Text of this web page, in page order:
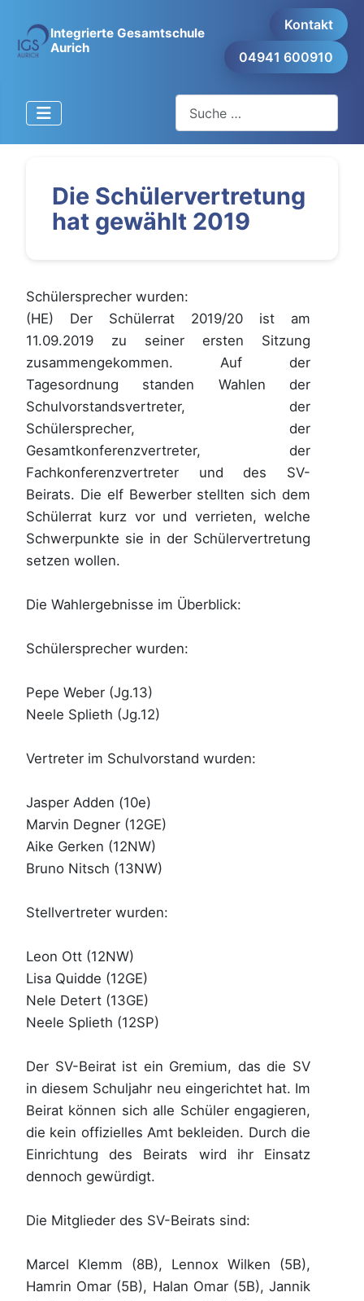
Integrierte Gesamtschule
Aurich
Kontakt
04941 600910
Die Schülervertretung
hat gewählt 2019
Schülersprecher wurden:
(HE) Der Schülerrat 2019/20 ist am
11.09.2019 zu seiner ersten Sitzung
zusammengekommen. Auf der
Tagesordnung standen Wahlen der
Schulvorstandsvertreter, der
Schülersprecher, der
Gesamtkonferenzvertreter, der
Fachkonferenzvertreter und des SV-
Beirats. Die elf Bewerber stellten sich dem
Schülerrat kurz vor und verrieten, welche
Schwerpunkte sie in der Schülervertretung
setzen wollen.
Die Wahlergebnisse im Überblick:
Schülersprecher wurden:
Pepe Weber (Jg.13)
Neele Splieth (Jg.12)
Vertreter im Schulvorstand wurden:
Jasper Adden (10e)
Marvin Degner (12GE)
Aike Gerken (12NW)
Bruno Nitsch (13NW)
Stellvertreter wurden:
Leon Ott (12NW)
Lisa Quidde (12GE)
Nele Detert (13GE)
Neele Splieth (12SP)
Der SV-Beirat ist ein Gremium, das die SV
in diesem Schuljahr neu eingerichtet hat. Im
Beirat können sich alle Schüler engagieren,
die kein offizielles Amt bekleiden. Durch die
Einrichtung des Beirats wird ihr Einsatz
dennoch gewürdigt.
Die Mitglieder des SV-Beirats sind:
Marcel Klemm (8B), Lennox Wilken (5B),
Hamrin Omar (5B), Halan Omar (5B), Jannik